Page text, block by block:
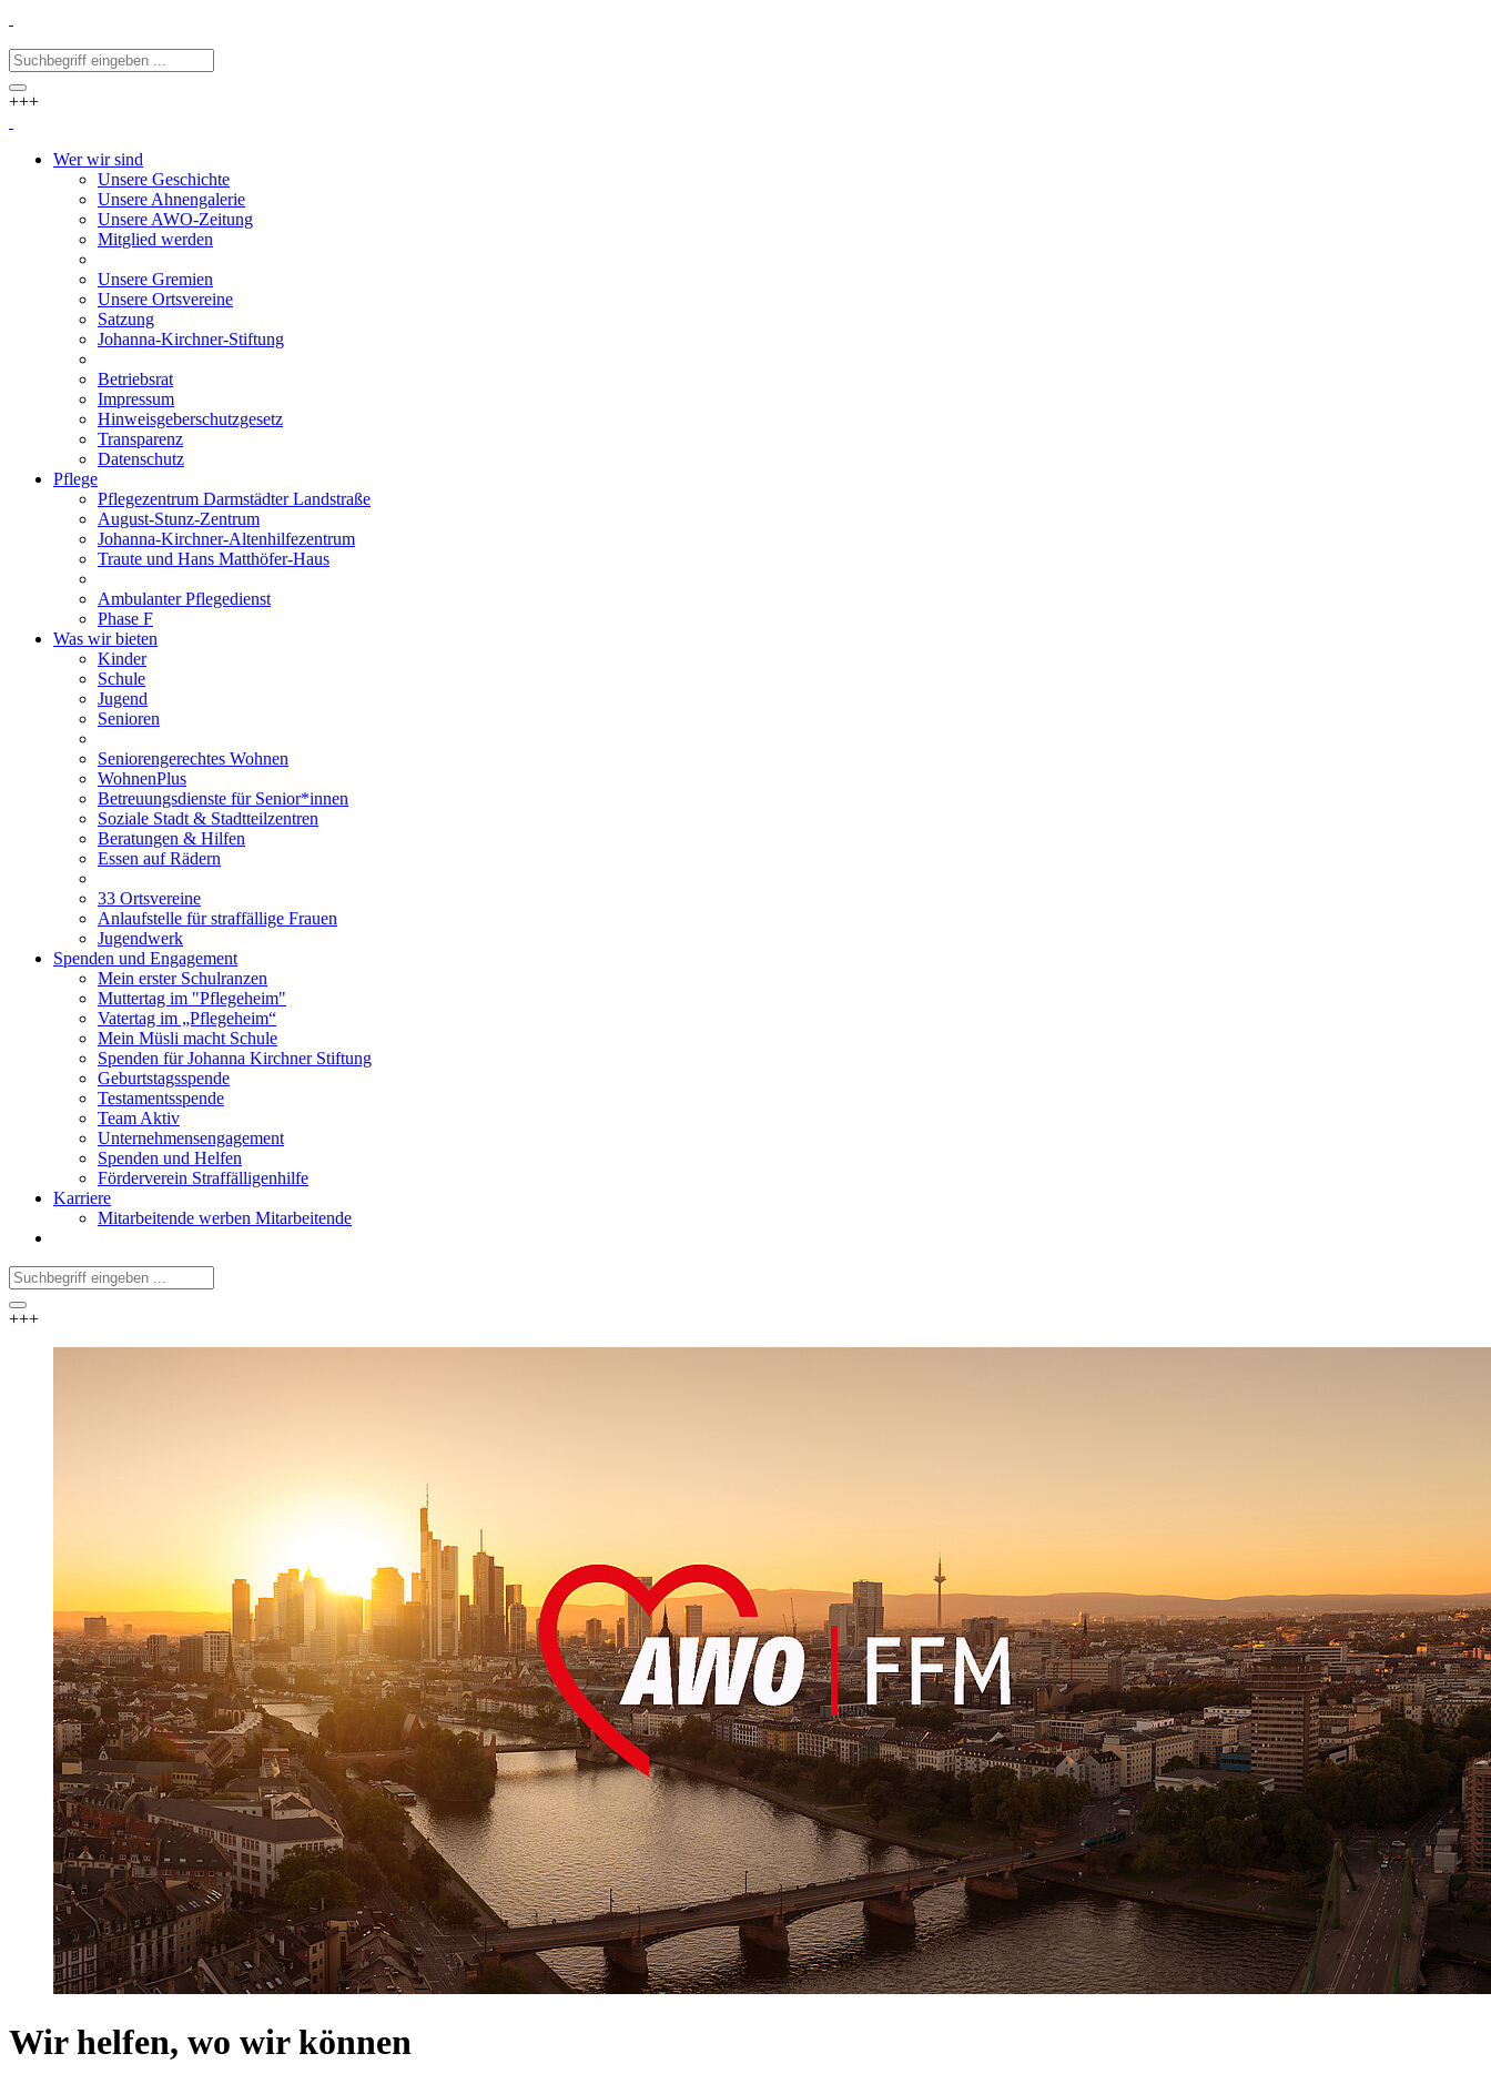
+++
Wer wir sind
Unsere Geschichte
Unsere Ahnengalerie
Unsere AWO-Zeitung
Mitglied werden
Unsere Gremien
Unsere Ortsvereine
Satzung
Johanna-Kirchner-Stiftung
Betriebsrat
Impressum
Hinweisgeberschutzgesetz
Transparenz
Datenschutz
Pflege
Pflegezentrum Darmstädter Landstraße
August-Stunz-Zentrum
Johanna-Kirchner-Altenhilfezentrum
Traute und Hans Matthöfer-Haus
Ambulanter Pflegedienst
Phase F
Was wir bieten
Kinder
Schule
Jugend
Senioren
Seniorengerechtes Wohnen
WohnenPlus
Betreuungsdienste für Senior*innen
Soziale Stadt & Stadtteilzentren
Beratungen & Hilfen
Essen auf Rädern
33 Ortsvereine
Anlaufstelle für straffällige Frauen
Jugendwerk
Spenden und Engagement
Mein erster Schulranzen
Muttertag im "Pflegeheim"
Vatertag im „Pflegeheim“
Mein Müsli macht Schule
Spenden für Johanna Kirchner Stiftung
Geburtstagsspende
Testamentsspende
Team Aktiv
Unternehmensengagement
Spenden und Helfen
Förderverein Straffälligenhilfe
Karriere
Mitarbeitende werben Mitarbeitende
+++
Wir helfen, wo wir können